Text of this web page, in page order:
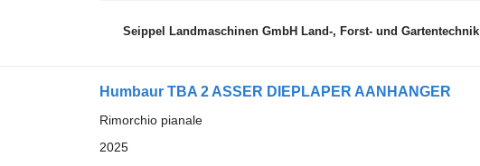
Seippel Landmaschinen GmbH Land-, Forst- und Gartentechnik
Humbaur TBA 2 ASSER DIEPLAPER AANHANGER
Rimorchio pianale
2025